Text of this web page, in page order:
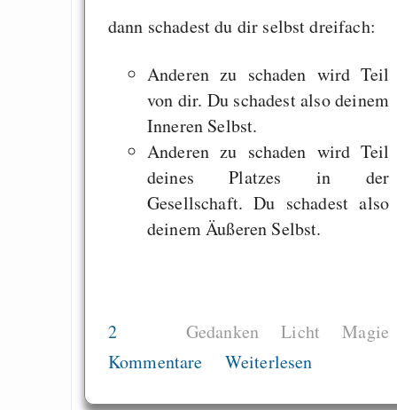
dann schadest du dir selbst dreifach:
Anderen zu schaden wird Teil
von dir. Du schadest also deinem
Inneren Selbst.
Anderen zu schaden wird Teil
deines Platzes in der
Gesellschaft. Du schadest also
deinem Äußeren Selbst.
Gedanken Licht Magie
2
Kommentare
Weiterlesen